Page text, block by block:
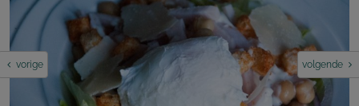
vorige volgende